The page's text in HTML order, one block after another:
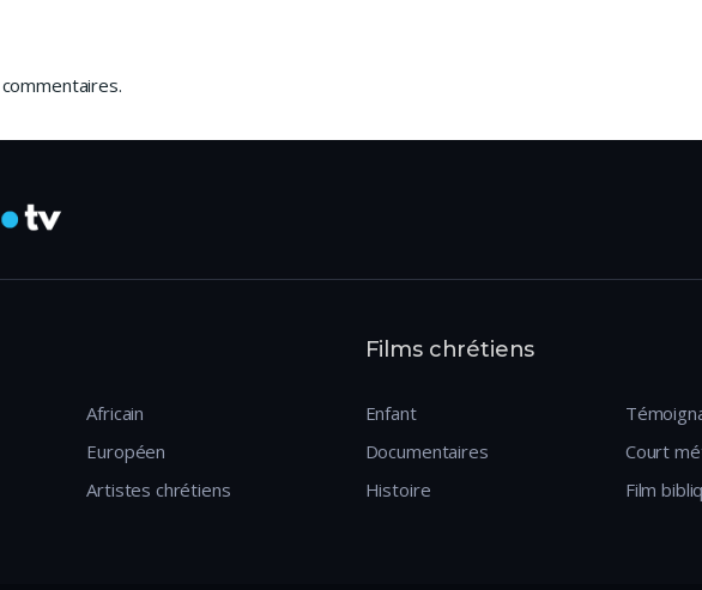
Africain
Européen
Artistes chrétiens
Films chrétiens
Enfant
Documentaires
Histoire
Court
Film